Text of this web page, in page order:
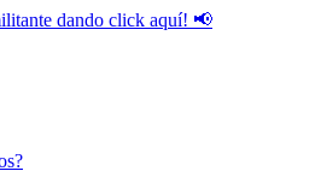
dando click aquí! 📢